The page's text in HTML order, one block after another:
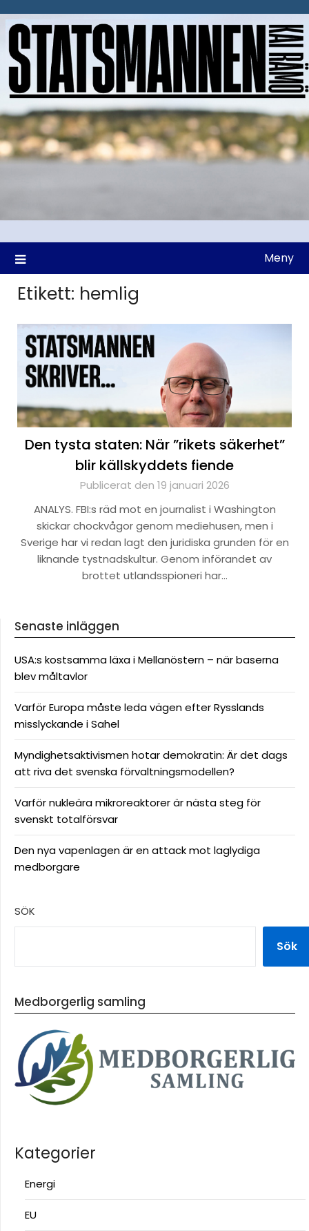
till
Meny
Etikett: hemlig
Den tysta staten: När ”rikets säkerhet”
blir källskyddets fiende
Publicerat den 19 januari 2026
ANALYS. FBI:s räd mot en journalist i Washington
skickar chockvågor genom mediehusen, men i
Sverige har vi redan lagt den juridiska grunden för en
liknande tystnadskultur. Genom införandet av
brottet utlandsspioneri har…
Senaste inläggen
USA:s kostsamma läxa i Mellanöstern – när baserna
blev måltavlor
Varför Europa måste leda vägen efter Rysslands
misslyckande i Sahel
Myndighetsaktivismen hotar demokratin: Är det dags
att riva det svenska förvaltningsmodellen?
Varför nukleära mikroreaktorer är nästa steg för
svenskt totalförsvar
Den nya vapenlagen är en attack mot laglydiga
medborgare
SÖK
Sök
Medborgerlig samling
Kategorier
Energi
EU